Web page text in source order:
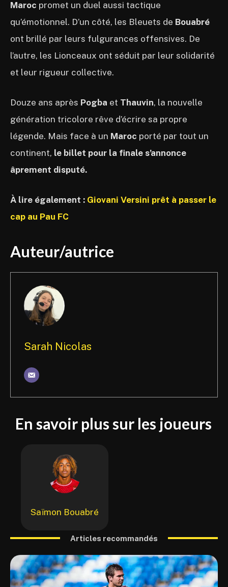
Maroc promet un duel aussi tactique
qu’émotionnel. D’un côté, les Bleuets de Bouabré
ont brillé par leurs fulgurances offensives. De
l’autre, les Lionceaux ont séduit par leur solidarité
et leur rigueur collective.
Douze ans après Pogba et Thauvin, la nouvelle
génération tricolore rêve d’écrire sa propre
légende. Mais face à un Maroc porté par tout un
continent, le billet pour la finale s’annonce
âprement disputé.
À lire également : Giovani Versini prêt à passer le
cap au Pau FC
Auteur/autrice
Sarah Nicolas
En savoir plus sur les joueurs
Saïmon Bouabré
Articles recommandés